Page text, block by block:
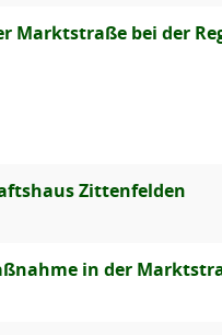
Marktstraße bei der
Zittenfelden
in der